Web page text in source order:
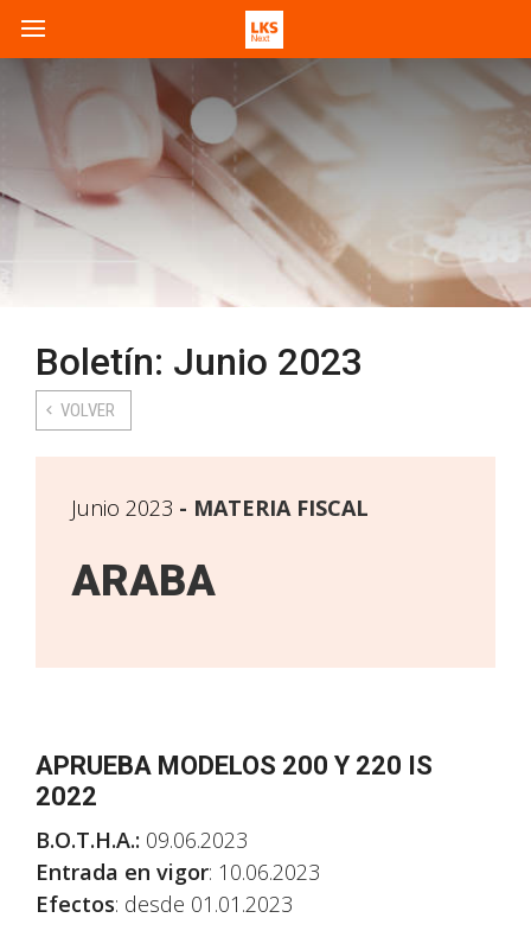
Boletín: Junio 2023
VOLVER
Junio 2023 MATERIA FISCAL
ARABA
APRUEBA MODELOS 200 Y 220 IS
2022
B.O.T.H.A.: 09.06.2023
Entrada en vigor: 10.06.2023
Efectos: desde 01.01.2023